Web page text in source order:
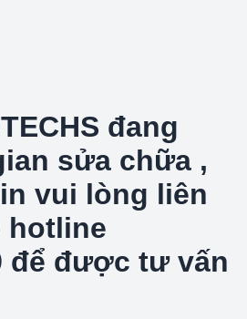
đang
sửa chữa ,
vui lòng liên
hotline
để được tư vấn